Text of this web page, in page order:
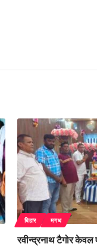
बिहार मगध
रवीन्द्रनाथ टैगोर केवल